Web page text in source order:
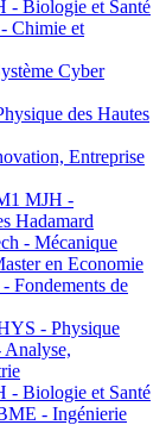
Biologie et Santé
Chimie et
Cyber
des Hautes
Entreprise
MJH -
Hadamard
- Mécanique
en Economie
Fondements de
- Physique
Biologie et Santé
- Ingénierie